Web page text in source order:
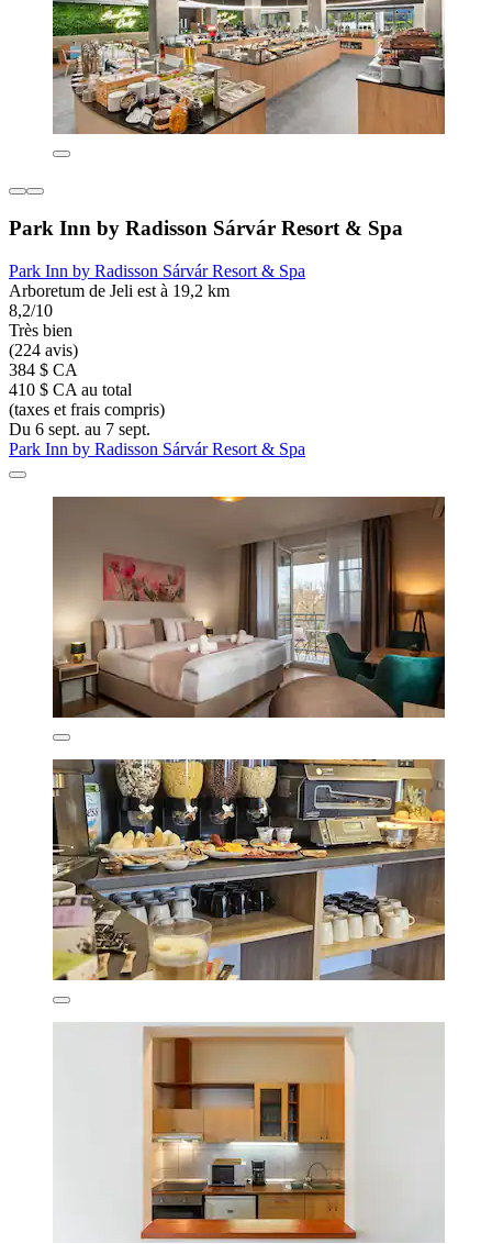
Park Inn by Radisson Sárvár Resort & Spa
Park Inn by Radisson Sárvár Resort & Spa
Arboretum de Jeli est à 19,2 km
8,2/10
Très bien
(224 avis)
384 $ CA
410 $ CA au total
(taxes et frais compris)
Du 6 sept. au 7 sept.
Park Inn by Radisson Sárvár Resort & Spa